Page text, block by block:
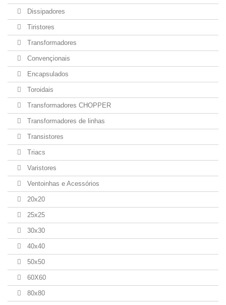
Dissipadores
Tiristores
Transformadores
Convençionais
Encapsulados
Toroidais
Transformadores CHOPPER
Transformadores de linhas
Transistores
Triacs
Varistores
Ventoinhas e Acessórios
20x20
25x25
30x30
40x40
50x50
60X60
80x80